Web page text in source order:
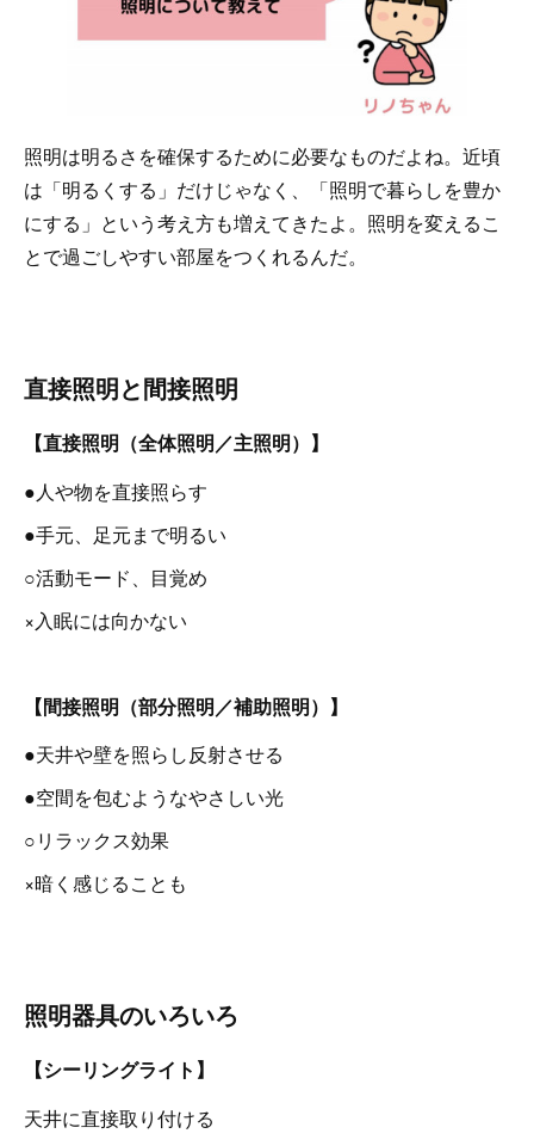
照明は明るさを確保するために必要なものだよね。近頃
は「明るくする」だけじゃなく、「照明で暮らしを豊か
にする」という考え方も増えてきたよ。照明を変えるこ
とで過ごしやすい部屋をつくれるんだ。
直接照明と間接照明
【直接照明（全体照明／主照明）】
●人や物を直接照らす
●手元、足元まで明るい
○活動モード、目覚め
×入眠には向かない
【間接照明（部分照明／補助照明）】
●天井や壁を照らし反射させる
●空間を包むようなやさしい光
○リラックス効果
×暗く感じることも
照明器具のいろいろ
【シーリングライト】
天井に直接取り付ける